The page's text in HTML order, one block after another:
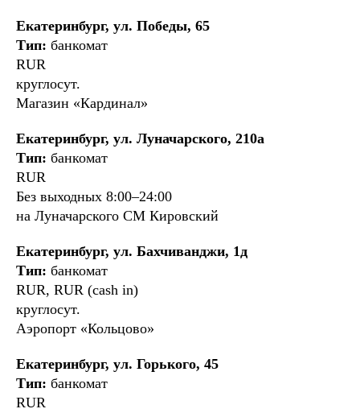
Екатеринбург, ул. Победы, 65
Тип: банкомат
RUR
круглосут.
Магазин «Кардинал»
Екатеринбург, ул. Луначарского, 210а
Тип: банкомат
RUR
Без выходных 8:00–24:00
на Луначарского СМ Кировский
Екатеринбург, ул. Бахчиванджи, 1д
Тип: банкомат
RUR, RUR (cash in)
круглосут.
Аэропорт «Кольцово»
Екатеринбург, ул. Горького, 45
Тип: банкомат
RUR